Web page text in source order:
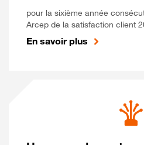
pour la sixième année
Arcep de la satisfaction client
En savoir plus